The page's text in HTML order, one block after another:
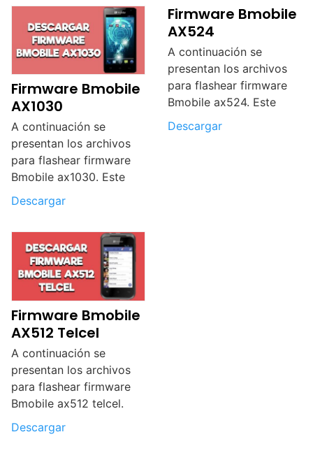
Firmware Bmobile
AX1030
A continuación se
presentan los archivos
para flashear firmware
Bmobile ax1030. Este
Descargar
Firmware Bmobile
AX524
A continuación se
presentan los archivos
para flashear firmware
Bmobile ax524. Este
Descargar
Firmware Bmobile
AX512 Telcel
A continuación se
presentan los archivos
para flashear firmware
Bmobile ax512 telcel.
Descargar